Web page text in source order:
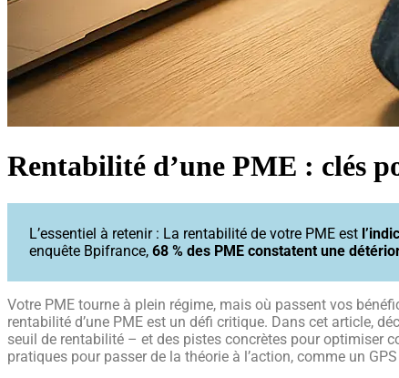
Rentabilité d’une PME : clés
L’essentiel à retenir : La rentabilité de votre PME est
enquête Bpifrance, 68 % des PME constatent une
Votre PME tourne à plein régime, mais où passent vos
rentabilité d’une PME est un défi critique. Dans cet article,
seuil de rentabilité – et des pistes concrètes pour optimiser
pratiques pour passer de la théorie à l’action, comme un